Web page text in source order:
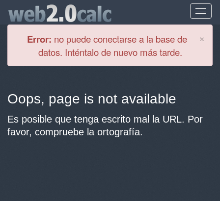
×
Error: no puede conectarse a la base de
datos. Inténtalo de nuevo más tarde.
Oops, page is not available
Es posible que tenga escrito mal la URL. Por
favor, compruebe la ortografía.